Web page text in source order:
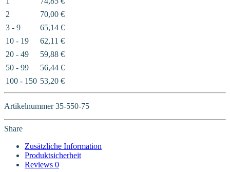
2
70,00 €
3 - 9
65,14 €
10 - 19
62,11 €
20 - 49
59,88 €
50 - 99
56,44 €
100 - 150 53,20 €
Artikelnummer 35-550-75
Share
Zusätzliche Information
Produktsicherheit
Reviews 0